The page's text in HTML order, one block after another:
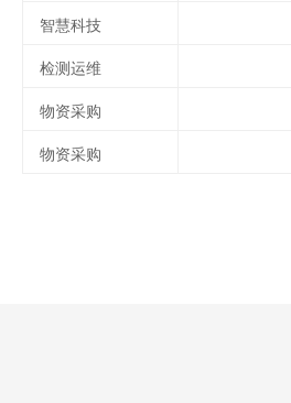
智慧科技
检测运维
物资采购
物资采购